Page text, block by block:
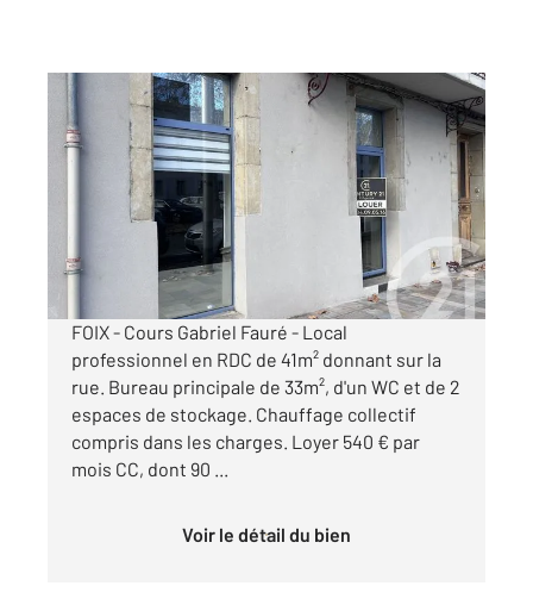
FOIX 09
41 m
, 2 pièces
Ref : 5656
Appartement à louer
540 €
par mois charges comprises
FOIX - Cours Gabriel Fauré - Local
professionnel en RDC de 41m² donnant sur la
rue. Bureau principale de 33m², d'un WC et de 2
espaces de stockage. Chauffage collectif
compris dans les charges. Loyer 540 € par
mois CC, dont 90 ...
Voir le détail du bien